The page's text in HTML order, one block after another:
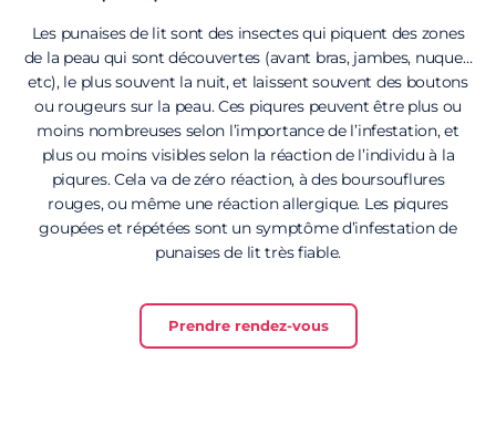
Les punaises de lit sont des insectes qui piquent des zones
de la peau qui sont découvertes (avant bras, jambes, nuque…
etc), le plus souvent la nuit, et laissent souvent des boutons
ou rougeurs sur la peau. Ces piqures peuvent être plus ou
moins nombreuses selon l’importance de l’infestation, et
plus ou moins visibles selon la réaction de l’individu à la
piqures. Cela va de zéro réaction, à des boursouflures
rouges, ou même une réaction allergique. Les piqures
goupées et répétées sont un symptôme d’infestation de
punaises de lit très fiable.
Prendre rendez-vous